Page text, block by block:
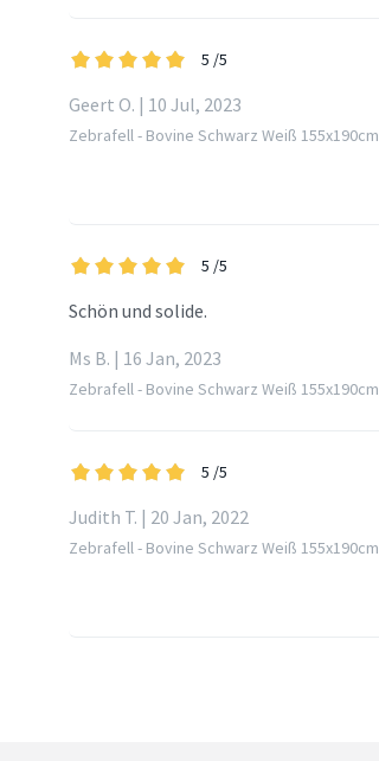
5 /5
Geert O. | 10 Jul, 2023
Zebrafell - Bovine Schwarz Weiß 155x190cm
5 /5
Schön und solide.
Ms B. | 16 Jan, 2023
Zebrafell - Bovine Schwarz Weiß 155x190cm
5 /5
Judith T. | 20 Jan, 2022
Zebrafell - Bovine Schwarz Weiß 155x190cm